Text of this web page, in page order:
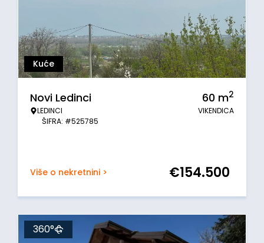
Kuće
Novi Ledinci
LEDINCI
ŠIFRA: #525785
60 m2
VIKENDICA
Više o nekretnini > €154.500
360°